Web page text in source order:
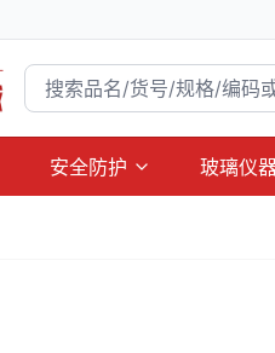
安全防护 玻璃仪